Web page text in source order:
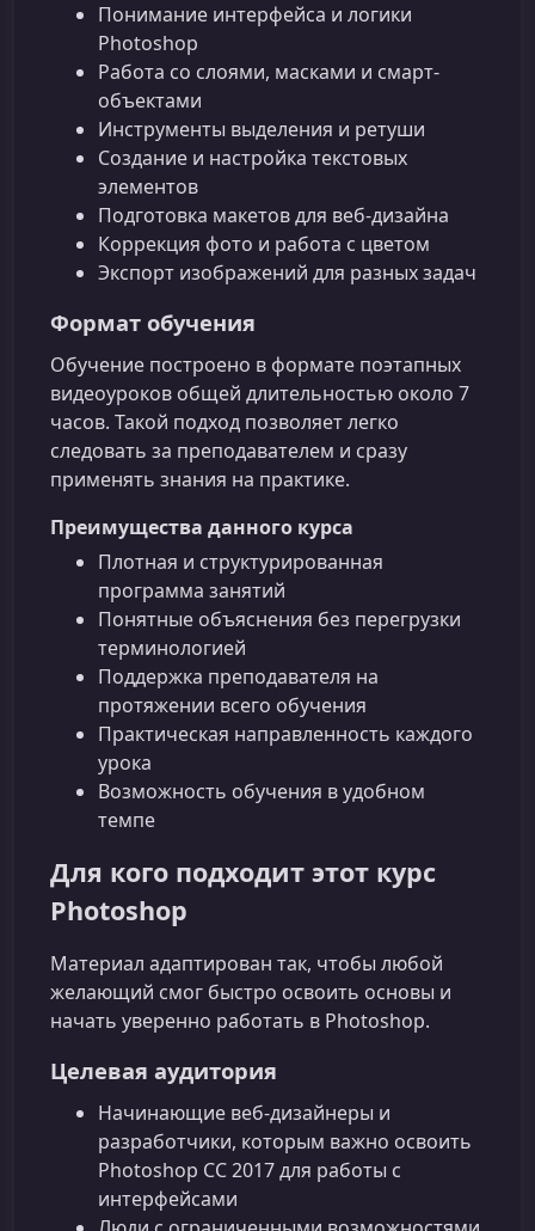
Понимание интерфейса и логики
Photoshop
Работа со слоями, масками и смарт-
объектами
Инструменты выделения и ретуши
Создание и настройка текстовых
элементов
Подготовка макетов для веб-дизайна
Коррекция фото и работа с цветом
Экспорт изображений для разных задач
Формат обучения
Обучение построено в формате поэтапных
видеоуроков общей длительностью около 7
часов. Такой подход позволяет легко
следовать за преподавателем и сразу
применять знания на практике.
Преимущества данного курса
Плотная и структурированная
программа занятий
Понятные объяснения без перегрузки
терминологией
Поддержка преподавателя на
протяжении всего обучения
Практическая направленность каждого
урока
Возможность обучения в удобном
темпе
Для кого подходит этот курс
Photoshop
Материал адаптирован так, чтобы любой
желающий смог быстро освоить основы и
начать уверенно работать в Photoshop.
Целевая аудитория
Начинающие веб-дизайнеры и
разработчики, которым важно освоить
Photoshop CC 2017 для работы с
интерфейсами